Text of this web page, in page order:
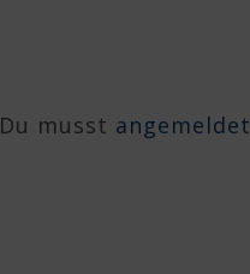
Du musst angemeldet